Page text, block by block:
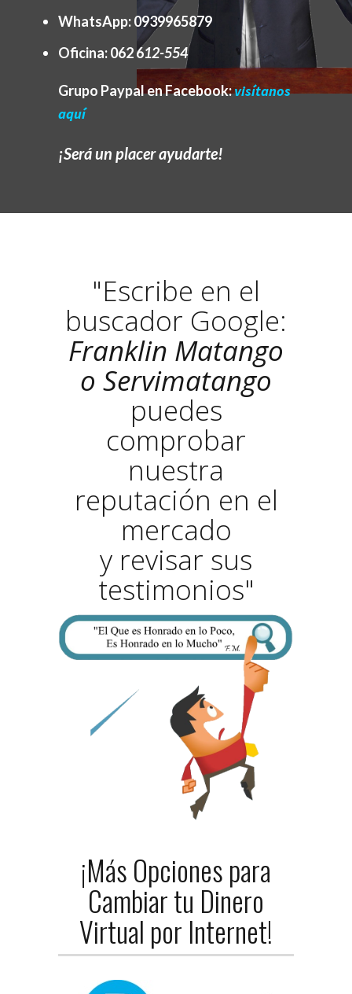
WhatsApp:0939965879
Oficina:062 612-554
Grupo Paypal en Facebook:visítanos
aquí
¡Será un placer ayudarte!
"Escribe en el
buscador Google:
Franklin Matango
o Servimatango
puedes
comprobar
nuestra
reputación en el
mercado
y revisar sus
testimonios"
¡Más Opciones para
Cambiar tu Dinero
Virtual por Internet!